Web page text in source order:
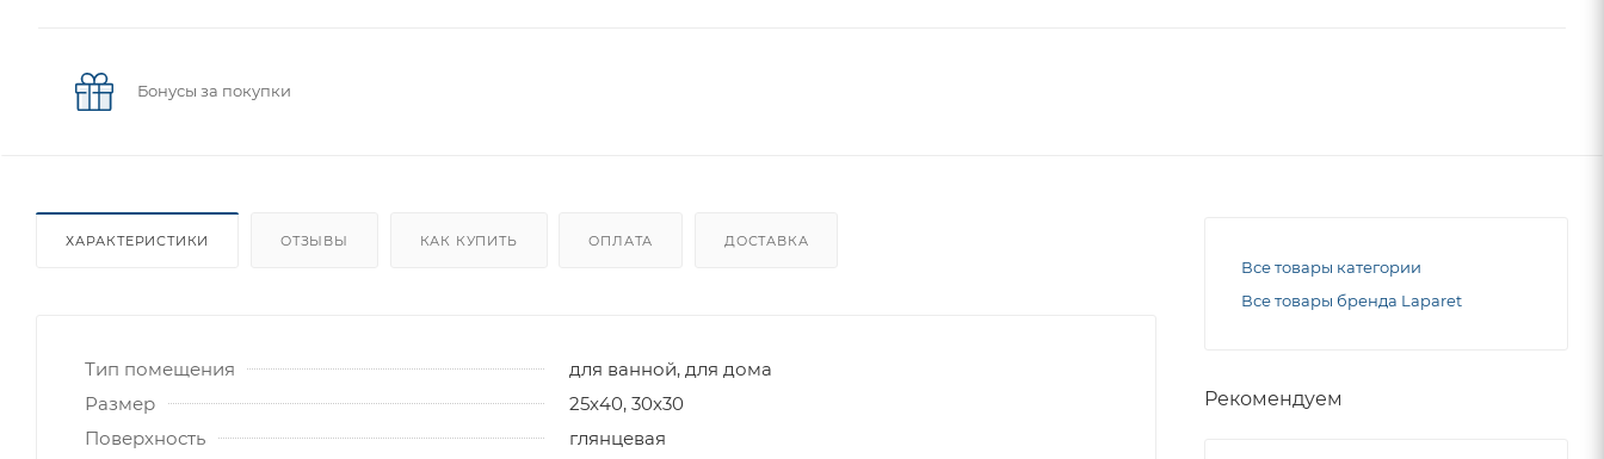
Бонусы за покупки
ХАРАКТЕРИСТИКИ ОТЗЫВЫ КАК КУПИТЬ ОПЛАТА ДОСТАВКА
Тип помещения
для ванной, для дома
Размер
25x40, 30x30
Поверхность
глянцевая
Все товары категории
Все товары бренда Laparet
Рекомендуем